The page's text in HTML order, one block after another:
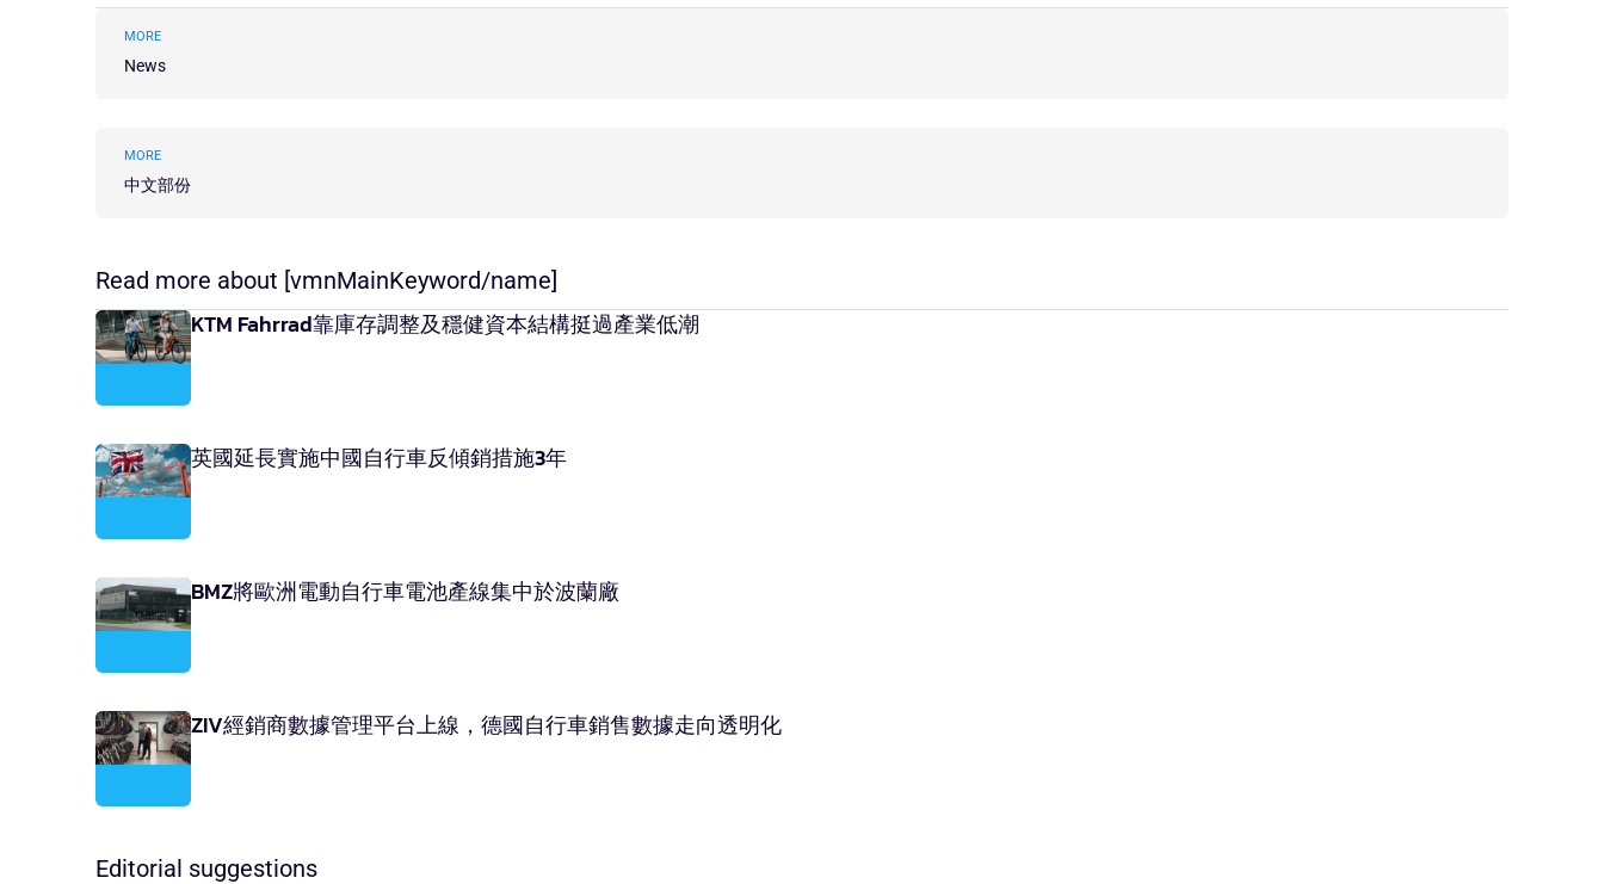
MORE
News
MORE
中文部份
Read more about [vmnMainKeyword/name]
KTM Fahrrad靠庫存調整及穩健資本結構挺過產業低潮
英國延長實施中國自行車反傾銷措施3年
BMZ將歐洲電動自行車電池產線集中於波蘭廠
ZIV經銷商數據管理平台上線，德國自行車銷售數據走向透明化
Editorial suggestions